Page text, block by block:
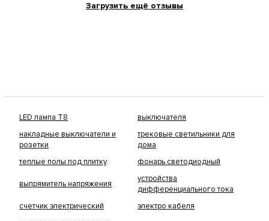
Загрузить ещё отзывы
LED лампа Т8
выключателя
накладные выключатели и
розетки
трековые светильники для
дома
теплые полы под плитку
фонарь светодиодный
выпрямитель напряжения
устройства
дифференциального тока
счетчик электрический
электро кабеля